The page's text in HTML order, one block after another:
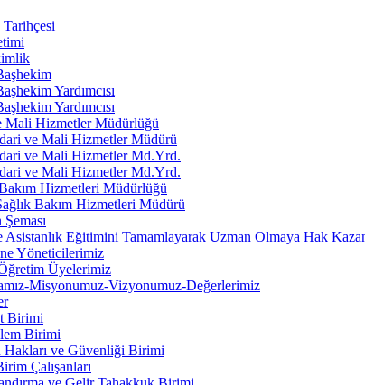
Yardımcısı
Yardımcısı
Mali Hizmetler Müdürlüğü
ve Mali Hizmetler Müdürü
ve Mali Hizmetler Md.Yrd.
ve Mali Hizmetler Md.Yrd.
Hizmetleri Müdürlüğü
Bakım Hizmetleri Müdürü
Asistanlık Eğitimini Tamamlayarak Uzman Olmaya Hak
Yöneticilerimiz
Üyelerimiz
Misyonumuz-Vizyonumuz-Değerlerimiz
Birimi
Birimi
Hakları ve Güvenliği Birimi
Çalışanları